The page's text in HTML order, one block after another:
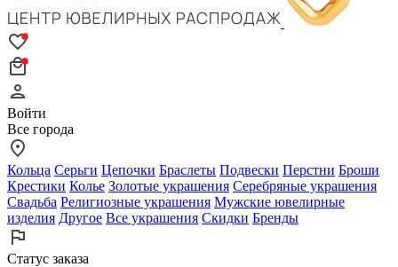
Войти
Все города
Кольца Серьги Цепочки Браслеты Подвески Перстни Броши
Крестики Колье Золотые украшения Серебряные украшения
Свадьба Религиозные украшения Мужские ювелирные
изделия Другое Все украшения Скидки Бренды
Статус заказа